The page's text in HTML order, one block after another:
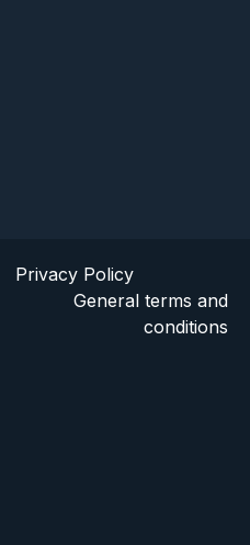
Privacy Policy
General terms and
conditions